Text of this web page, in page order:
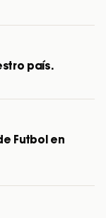
país.
Futbol en